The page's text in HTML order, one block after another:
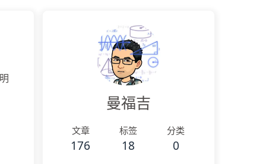
曼福吉
文章
176
标签
18
分类
0